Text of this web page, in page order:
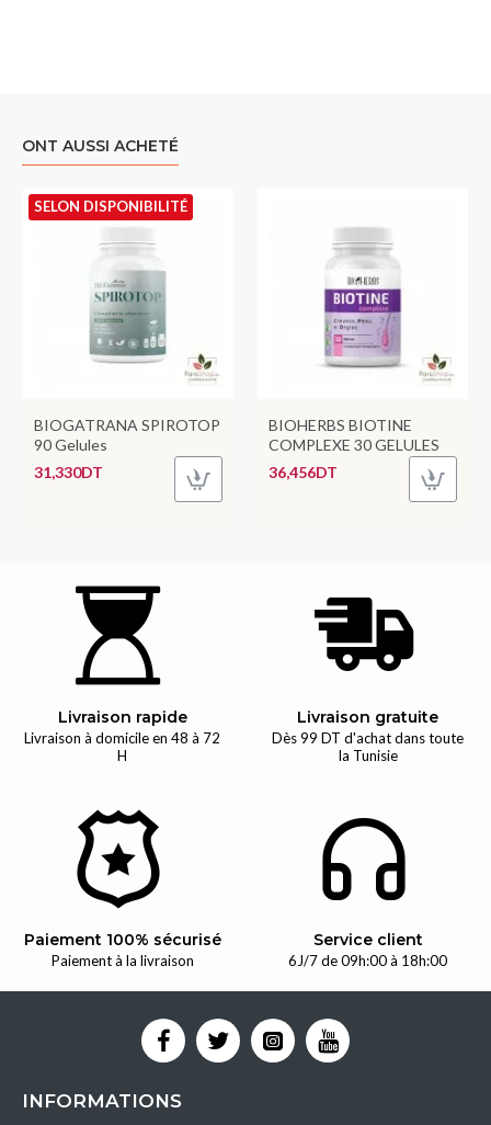
ONT AUSSI ACHETÉ
SELON DISPONIBILITÉ
BIOGATRANA SPIROTOP
90 Gelules
31,330DT
BIOHERBS BIOTINE
COMPLEXE 30 GELULES
36,456DT
Livraison rapide
Livraison à domicile en 48 à 72
H
Livraison gratuite
Dès 99 DT d'achat dans toute
la Tunisie
Paiement 100% sécurisé
Paiement à la livraison
Service client
6J/7 de 09h:00 à 18h:00
INFORMATIONS